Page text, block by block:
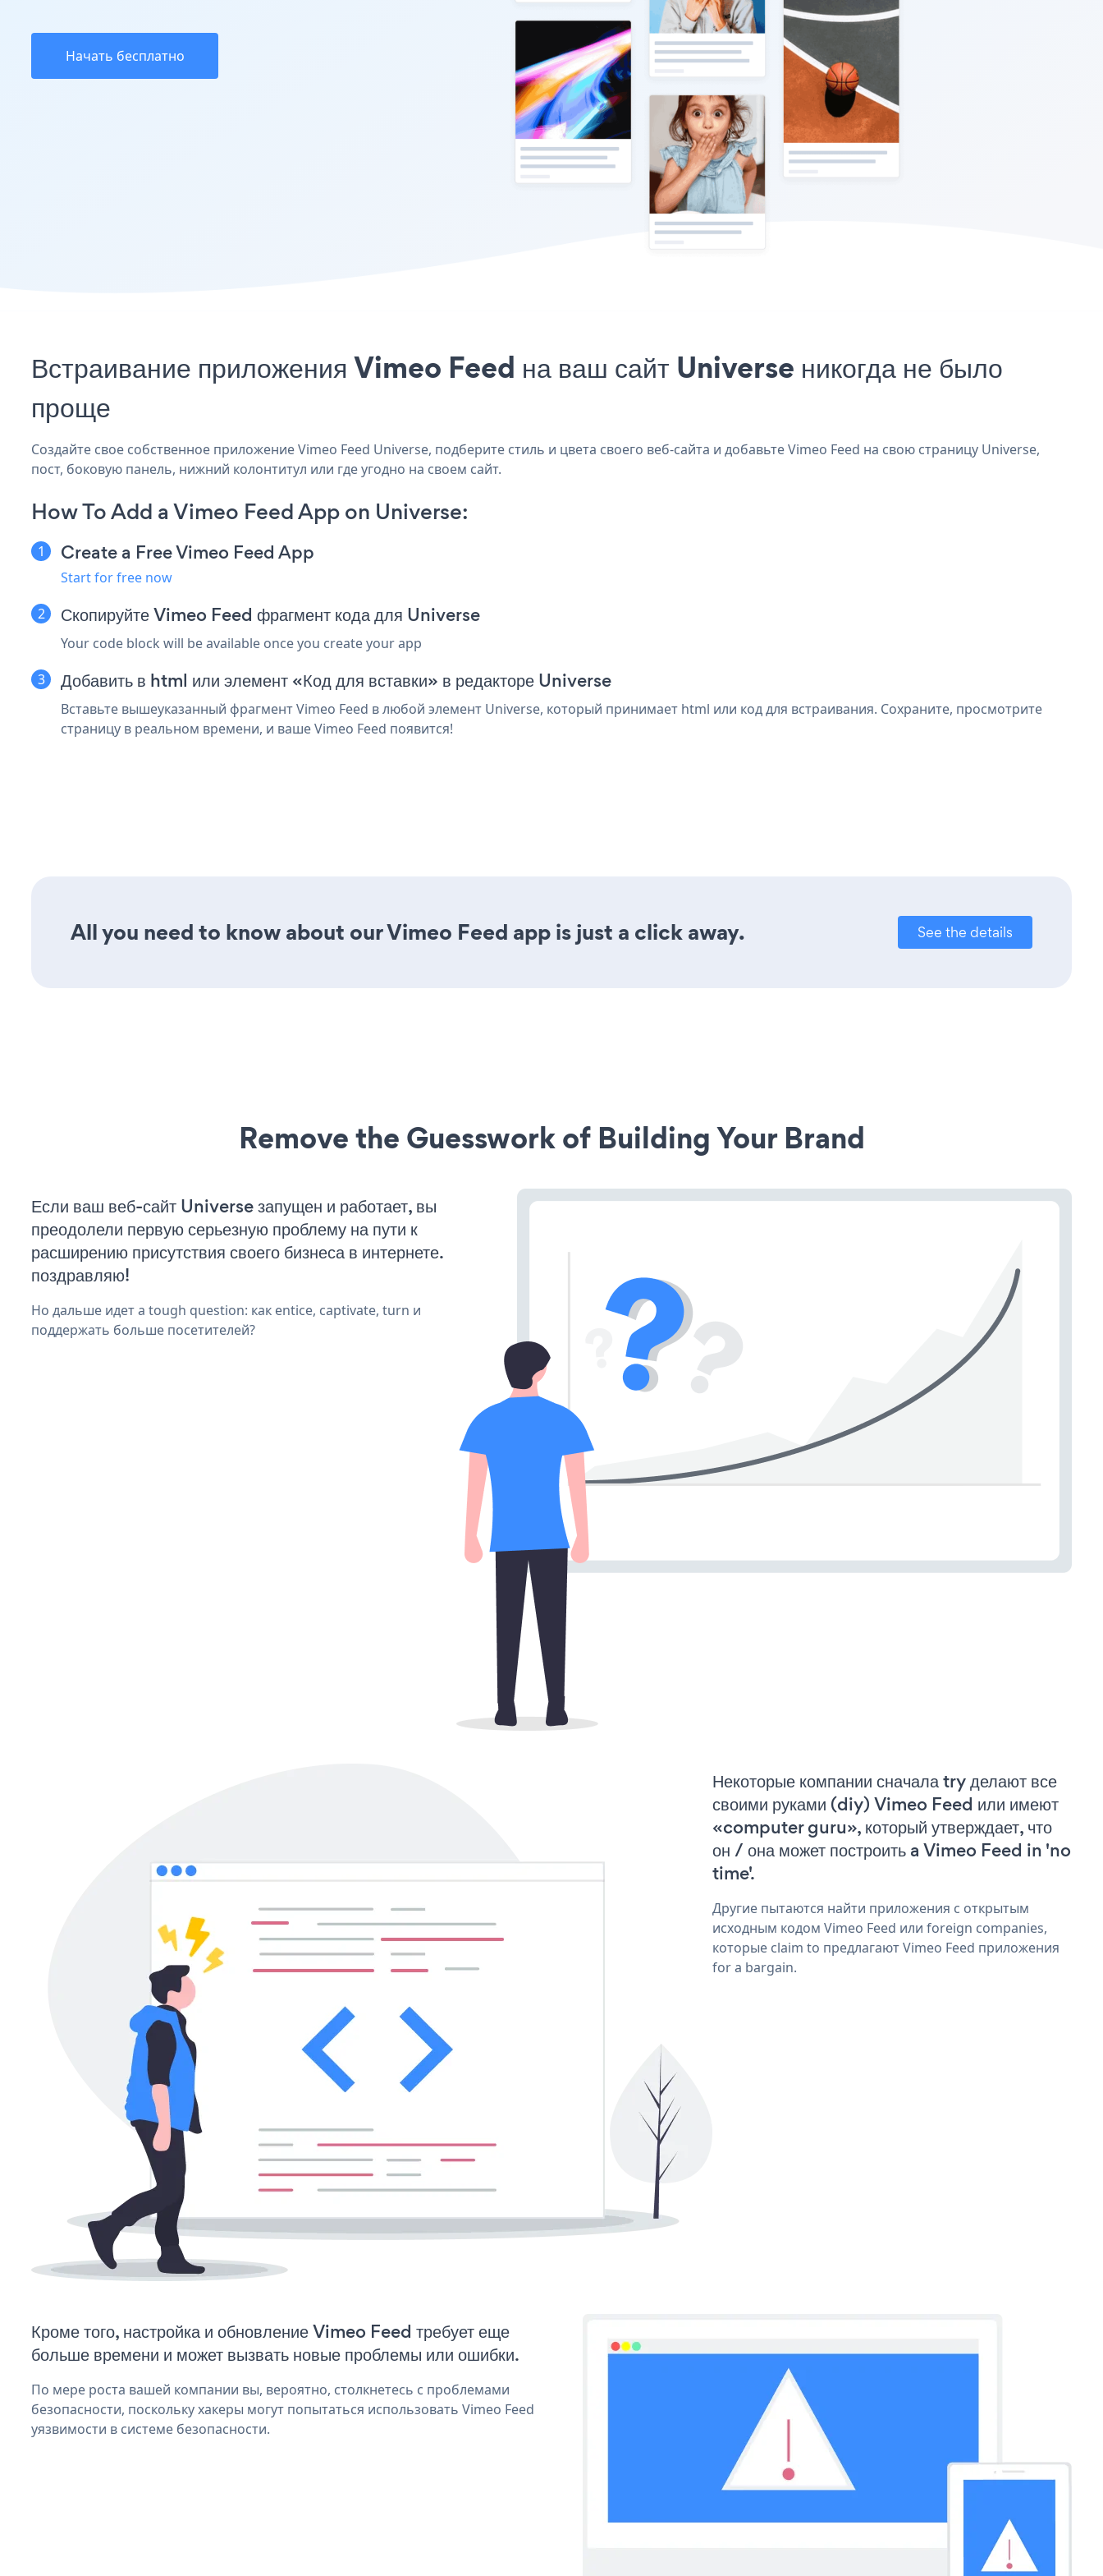
Начать бесплатно
Встраивание приложения Vimeo Feed на ваш сайт Universe никогда не было
проще
Создайте свое собственное приложение Vimeo Feed Universe, подберите стиль и цвета своего веб-сайта и добавьте Vimeo Feed на свою страницу Universe,
пост, боковую панель, нижний колонтитул или где угодно на своем сайт.
How To Add a Vimeo Feed App on Universe:
Create a Free Vimeo Feed App
Start for free now
Скопируйте Vimeo Feed фрагмент кода для Universe
Your code block will be available once you create your app
Добавить в html или элемент «Код для вставки» в редакторе Universe
Вставьте вышеуказанный фрагмент Vimeo Feed в любой элемент Universe, который принимает html или код для встраивания. Сохраните, просмотрите
страницу в реальном времени, и ваше Vimeo Feed появится!
All you need to know about our Vimeo Feed app is just a click away. See the details
Remove the Guesswork of Building Your Brand
Если ваш веб-сайт Universe запущен и работает, вы
преодолели первую серьезную проблему на пути к
расширению присутствия своего бизнеса в интернете.
поздравляю!
Но дальше идет a tough question: как entice, captivate, turn и
поддержать больше посетителей?
Некоторые компании сначала try делают все
своими руками (diy) Vimeo Feed или имеют
«computer guru», который утверждает, что
он / она может построить a Vimeo Feed in 'no
time'.
Другие пытаются найти приложения с открытым
исходным кодом Vimeo Feed или foreign companies,
которые claim to предлагают Vimeo Feed приложения
for a bargain.
Кроме того, настройка и обновление Vimeo Feed требует еще
больше времени и может вызвать новые проблемы или ошибки.
По мере роста вашей компании вы, вероятно, столкнетесь с проблемами
безопасности, поскольку хакеры могут попытаться использовать Vimeo Feed
уязвимости в системе безопасности.